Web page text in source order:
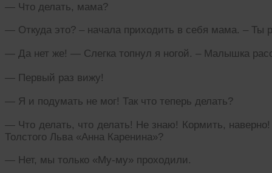
— Что делать, мама?
— Откуда это? – начала приходить в себя мама. – Ты
— Да нет же! — Слегка топнул я ногой. – Малышка
— Первый раз вижу!
— Я и подумать не мог! Так что теперь делать?
— Что делать, что делать! Не знаю! Кормить,
Толстого Льва «Анна Каренина»?
— Нет, мы только «Му-му» проходили.